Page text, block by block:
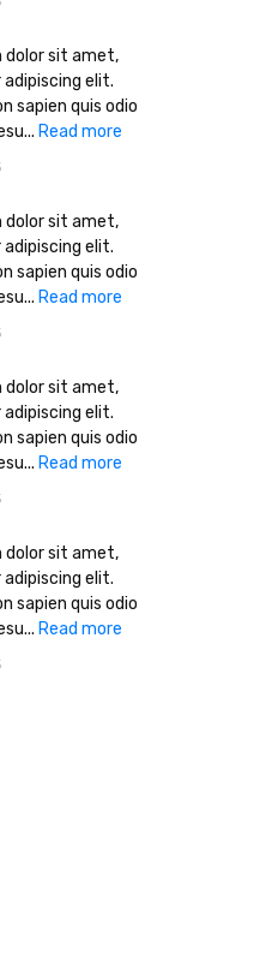
dolor sit amet,
elit.
sapien quis odio
Read more
dolor sit amet,
elit.
sapien quis odio
Read more
dolor sit amet,
elit.
sapien quis odio
Read more
dolor sit amet,
elit.
sapien quis odio
Read more